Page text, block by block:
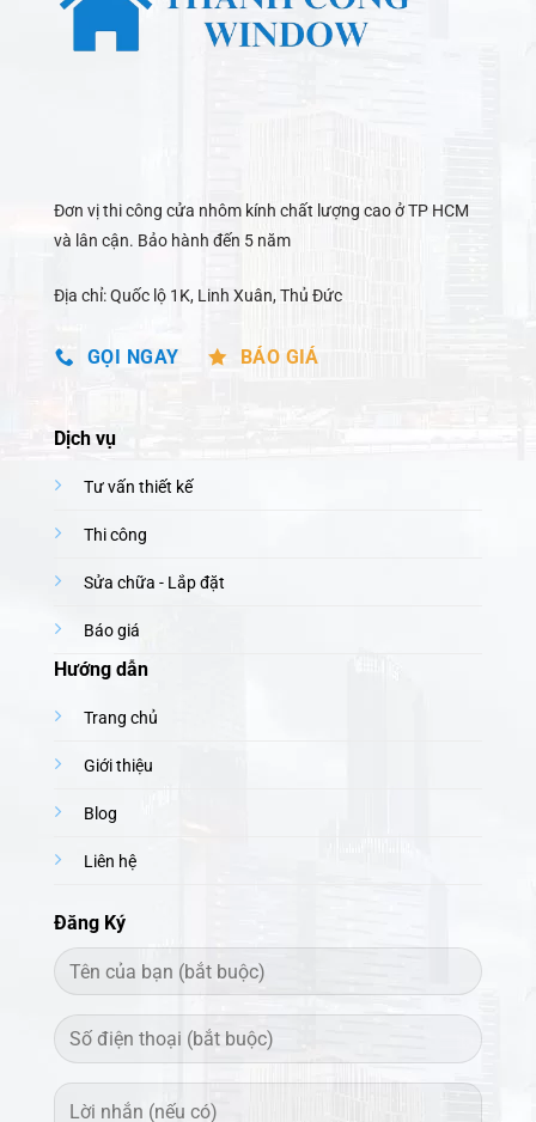
Đơn vị thi công cửa nhôm kính chất lượng cao ở TP HCM
và lân cận. Bảo hành đến 5 năm
Địa chỉ: Quốc lộ 1K, Linh Xuân, Thủ Đức
GỌI NGAY BÁO GIÁ
Dịch vụ
Tư vấn thiết kế
Thi công
Sửa chữa - Lắp đặt
Báo giá
Hướng dẫn
Trang chủ
Giới thiệu
Blog
Liên hệ
Đăng Ký